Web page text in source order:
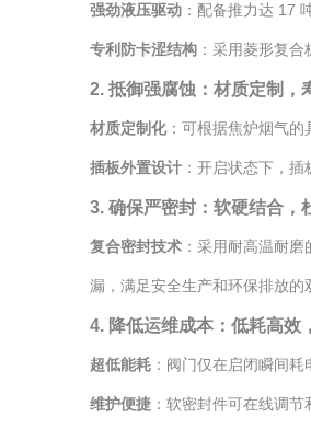
强劲液压驱动 ：配备推力达 17
专利防卡涩结构 ：采用菱形复
2. 抵御强腐蚀：材质定制，
材质定制化：可根据焦炉烟气的
插板外置设计 ：开启状态下，
3. 确保严密封：软硬结合，
复合密封技术 ：采用耐高温耐
漏，满足安全生产和环保排放的
4. 降低运维成本：低耗高效
超低能耗 ：阀门仅在启闭瞬间
维护便捷 ：软密封件可在线调